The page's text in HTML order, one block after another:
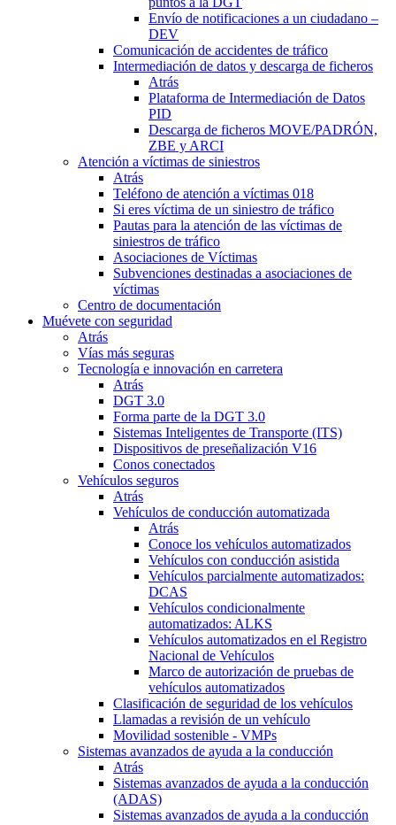
Envío de notificaciones a un ciudadano –
DEV
Comunicación de accidentes de tráfico
Intermediación de datos y descarga de ficheros
Atrás
Plataforma de Intermediación de Datos
PID
Descarga de ficheros MOVE/PADRÓN,
ZBE y ARCI
Atención a víctimas de siniestros
Atrás
Teléfono de atención a víctimas 018
Si eres víctima de un siniestro de tráfico
Pautas para la atención de las víctimas de
siniestros de tráfico
Asociaciones de Víctimas
Subvenciones destinadas a asociaciones de
víctimas
Centro de documentación
Muévete con seguridad
Atrás
Vías más seguras
Tecnología e innovación en carretera
Atrás
DGT 3.0
Forma parte de la DGT 3.0
Sistemas Inteligentes de Transporte (ITS)
Dispositivos de preseñalización V16
Conos conectados
Vehículos seguros
Atrás
Vehículos de conducción automatizada
Atrás
Conoce los vehículos automatizados
Vehículos con conducción asistida
Vehículos parcialmente automatizados:
DCAS
Vehículos condicionalmente
automatizados: ALKS
Vehículos automatizados en el Registro
Nacional de Vehículos
Marco de autorización de pruebas de
vehículos automatizados
Clasificación de seguridad de los vehículos
Llamadas a revisión de un vehículo
Movilidad sostenible - VMPs
Sistemas avanzados de ayuda a la conducción
Atrás
Sistemas avanzados de ayuda a la conducción
(ADAS)
Sistemas avanzados de ayuda a la conducción